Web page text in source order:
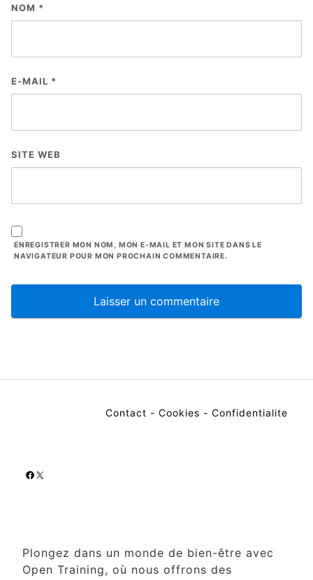
NOM *
E-MAIL *
SITE WEB
ENREGISTRER MON NOM, MON E-MAIL ET MON SITE DANS LE
NAVIGATEUR POUR MON PROCHAIN COMMENTAIRE.
Contact - Cookies - Confidentialite
Facebook
X
Plongez dans un monde de bien-être avec
Open Training, où nous offrons des